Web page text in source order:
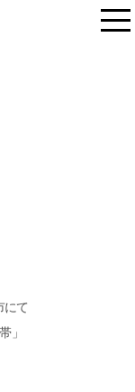
にて
」